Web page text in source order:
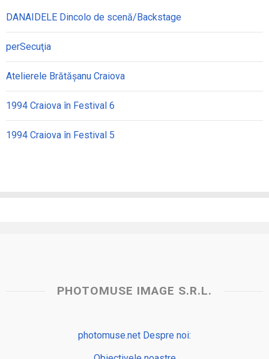
DANAIDELE Dincolo de scenă/Backstage
perSecuţia
Atelierele Brătășanu Craiova
1994 Craiova în Festival 6
1994 Craiova în Festival 5
PHOTOMUSE IMAGE S.R.L.
photomuse.net Despre noi: